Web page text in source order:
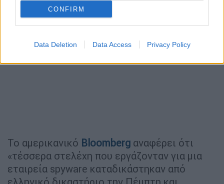
CONFIRM
Data Deletion Data Access Privacy Policy
Το αμερικανικό Bloomberg αναφέρει ότι
«τέσσερα στελέχη που εργάζονταν για μια
εταιρεία spyware καταδικάστηκαν από